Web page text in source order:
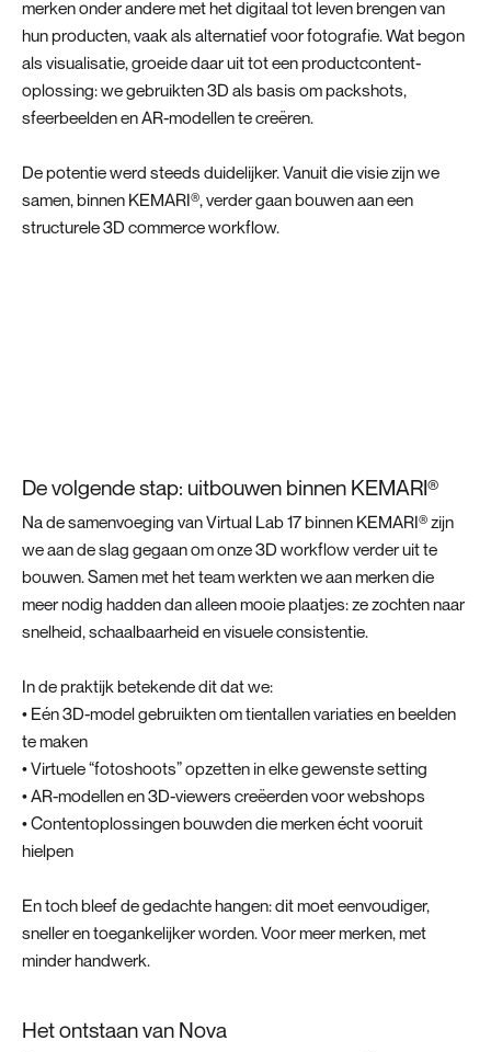
merken onder andere met het digitaal tot leven brengen van
hun producten, vaak als alternatief voor fotografie. Wat begon
als visualisatie, groeide daar uit tot een productcontent-
oplossing: we gebruikten 3D als basis om packshots,
sfeerbeelden en AR-modellen te creëren.
De potentie werd steeds duidelijker. Vanuit die visie zijn we
samen, binnen KEMARI®, verder gaan bouwen aan een
structurele 3D commerce workflow.
De volgende stap: uitbouwen binnen KEMARI®
Na de samenvoeging van Virtual Lab 17 binnen KEMARI® zijn
we aan de slag gegaan om onze 3D workflow verder uit te
bouwen. Samen met het team werkten we aan merken die
meer nodig hadden dan alleen mooie plaatjes: ze zochten naar
snelheid, schaalbaarheid en visuele consistentie.
In de praktijk betekende dit dat we:
• Eén 3D-model gebruikten om tientallen variaties en beelden
te maken
• Virtuele “fotoshoots” opzetten in elke gewenste setting
• AR-modellen en 3D-viewers creëerden voor webshops
• Contentoplossingen bouwden die merken écht vooruit
hielpen
En toch bleef de gedachte hangen: dit moet eenvoudiger,
sneller en toegankelijker worden. Voor meer merken, met
minder handwerk.
Het ontstaan van Nova